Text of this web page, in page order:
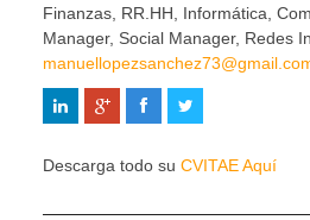
Finanzas, RR.HH, Informática,
Manager, Social Manager, Redes
Descarga todo su CVITAE Aquí